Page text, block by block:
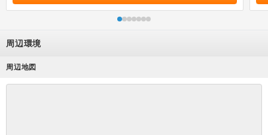
周辺環境
周辺地図